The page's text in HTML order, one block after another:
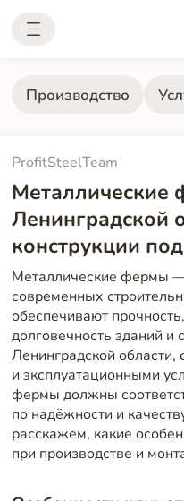
Производство
ProfitSteelTeam
Металлические
Ленинградской
конструкции
Металлические фермы
современных
обеспечивают
долговечность зданий
Ленинградской
и эксплуатационными
фермы должны
по надёжности и
расскажем, какие
при производстве и